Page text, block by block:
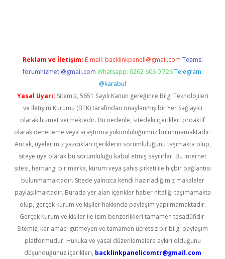
Reklam ve İletişim: E-mail: backlinkpaneli@gmail.com Teams:
forumhizmeti@gmail.com Whatsapp: 0262 606 0 726 Telegram:
@karabul
Yasal Uyarı: Sitemiz, 5651 Sayılı Kanun gereğince Bilgi Teknolojileri
ve İletişim Kurumu (BTK) tarafından onaylanmış bir Yer Sağlayıcı
olarak hizmet vermektedir. Bu nedenle, sitedeki içerikleri proaktif
olarak denetleme veya araştırma yükümlülüğümüz bulunmamaktadır.
Ancak, üyelerimiz yazdıkları içeriklerin sorumluluğunu taşımakta olup,
siteye üye olarak bu sorumluluğu kabul etmiş sayılırlar. Bu internet
sitesi, herhangi bir marka, kurum veya şahıs şirketi ile hiçbir bağlantısı
bulunmamaktadır. Sitede yalnızca kendi hazırladığımız makaleler
paylaşılmaktadır. Burada yer alan içerikler haber niteliği taşımamakta
olup, gerçek kurum ve kişiler hakkında paylaşım yapılmamaktadır.
Gerçek kurum ve kişiler ile isim benzerlikleri tamamen tesadüfidir.
Sitemiz, kar amacı gütmeyen ve tamamen ücretsiz bir bilgi paylaşım
platformudur. Hukuka ve yasal düzenlemelere aykırı olduğunu
düşündüğünüz içerikleri, backlinkpanelicomtr@gmail.com